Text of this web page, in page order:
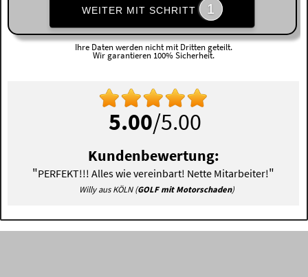
WEITER MIT SCHRITT 1
Ihre Daten werden nicht mit Dritten geteilt.
Wir garantieren 100% Sicherheit.
5.00/5.00
Kundenbewertung:
"PERFEKT!!! Alles wie vereinbart! Nette Mitarbeiter!"
Willy aus KÖLN (GOLF mit Motorschaden)